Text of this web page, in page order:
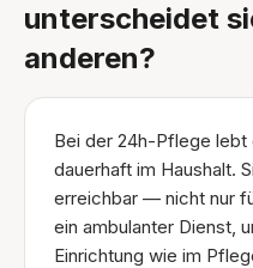
unterscheidet
anderen?
Bei der 24h-Pflege
dauerhaft im Haushalt.
erreichbar — nicht nur
ein ambulanter Dienst,
Einrichtung wie im